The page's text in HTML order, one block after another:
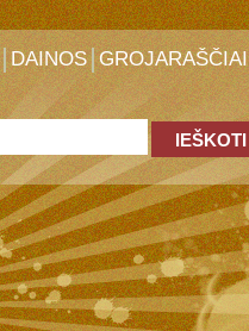
DAINOS GROJARAŠČIAI